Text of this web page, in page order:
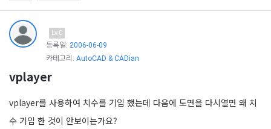
보
중
심
Lv.0
등록일: 2006-06-09
카테고리: AutoCAD & CADian
vplayer
vplayer를 사용하여 치수를 기입 했는데 다음에 도면을 다시열면 왜 치
수 기입 한 것이 안보이는가요?